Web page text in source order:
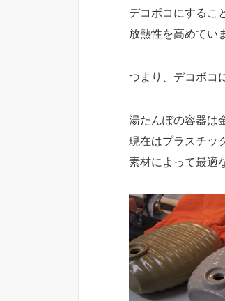
デコボコにするこ
放熱性を高めてい
つまり、デコボコ
湯たんぽの容器は
現在はプラスチッ
素材によって最適